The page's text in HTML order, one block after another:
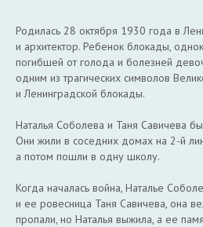
Родилась 28 октября 1930 года в
и архитектор. Ребенок блокады,
погибшей от голода и болезней
одним из трагических символов
и Ленинградской блокады.
Наталья Соболева и Таня Савичева
Они жили в соседних домах на 2-й
а потом пошли в одну школу.
Когда началась война, Наталье
и ее ровесница Таня Савичева, она
пропали, но Наталья выжила, а ее